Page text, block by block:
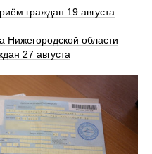
граждан 19 августа
Нижегородской области
27 августа